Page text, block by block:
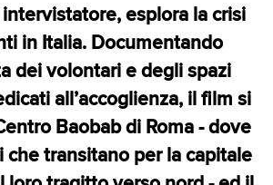
esplora la crisi
in Italia. Documentando
dei volontari e degli spazi
all’accoglienza, il film si
Baobab di Roma - dove
che transitano per la capitale